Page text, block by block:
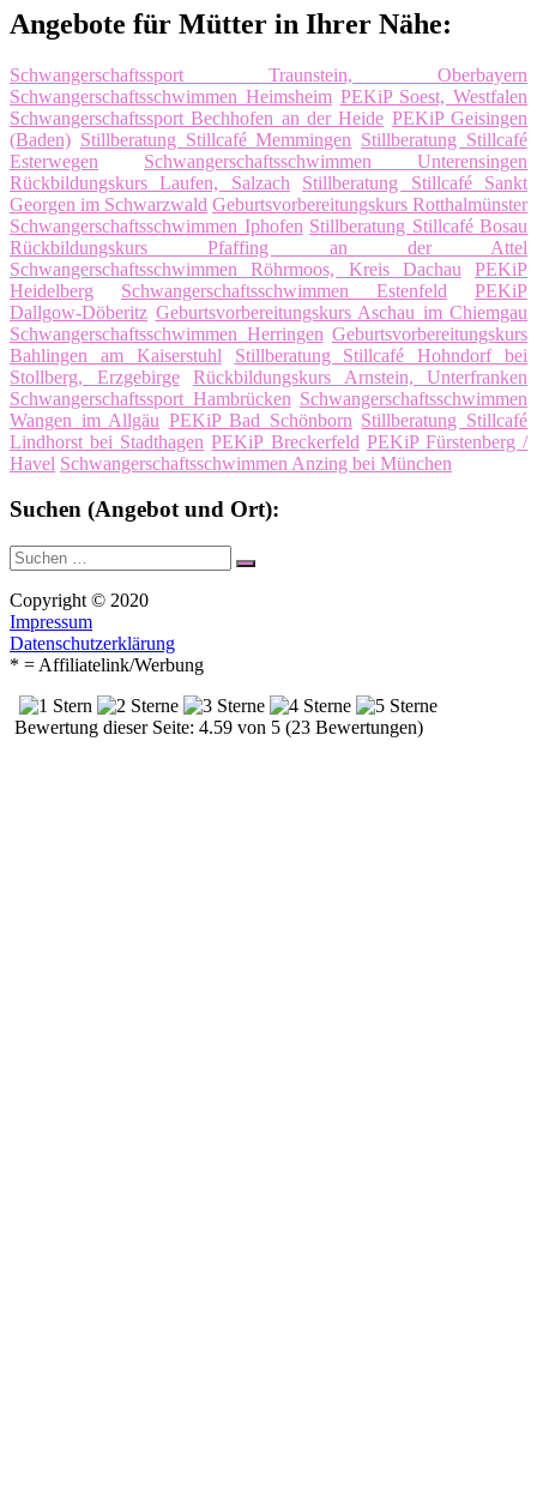
Angebote für Mütter in Ihrer Nähe:
Schwangerschaftssport Traunstein, Oberbayern
Schwangerschaftsschwimmen Heimsheim PEKiP Soest, Westfalen
Schwangerschaftssport Bechhofen an der Heide PEKiP Geisingen
(Baden) Stillberatung Stillcafé Memmingen Stillberatung Stillcafé
Esterwegen
Schwangerschaftsschwimmen Unterensingen
Rückbildungskurs Laufen, Salzach
Stillberatung Stillcafé Sankt
Georgen im Schwarzwald Geburtsvorbereitungskurs Rotthalmünster
Schwangerschaftsschwimmen Iphofen Stillberatung Stillcafé Bosau
Rückbildungskurs Pfaffing an der Attel
Schwangerschaftsschwimmen Röhrmoos, Kreis Dachau
PEKiP
Heidelberg
Schwangerschaftsschwimmen Estenfeld
PEKiP
Dallgow-Döberitz Geburtsvorbereitungskurs Aschau im Chiemgau
Schwangerschaftsschwimmen Herringen Geburtsvorbereitungskurs
Bahlingen am Kaiserstuhl
Stillberatung Stillcafé Hohndorf bei
Stollberg, Erzgebirge
Rückbildungskurs Arnstein, Unterfranken
Schwangerschaftssport Hambrücken Schwangerschaftsschwimmen
Wangen im Allgäu PEKiP Bad Schönborn Stillberatung Stillcafé
Lindhorst bei Stadthagen PEKiP Breckerfeld PEKiP Fürstenberg /
Havel Schwangerschaftsschwimmen Anzing bei München
Suchen (Angebot und Ort):
Suche
nach:
Suchen
Copyright © 2020
Impressum
Datenschutzerklärung
* = Affiliatelink/Werbung
Bewertung dieser Seite: 4.59 von 5 (23 Bewertungen)